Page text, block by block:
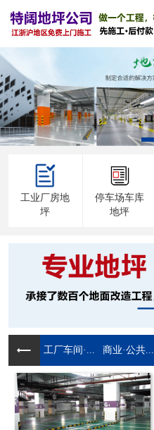
工业厂房地
坪
停车场车库
地坪
工厂车间·... 商业·公共...